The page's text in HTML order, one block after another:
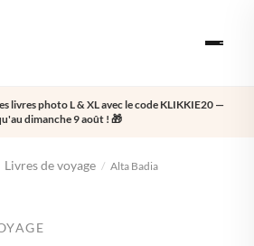
livres photo L & XL avec le code KLIKKIE20 —
dimanche 9 août ! 🎁
Livres de voyage / Alta Badia